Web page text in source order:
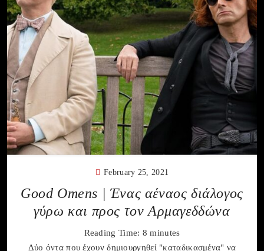
February 25, 2021
Good Omens | Ένας αέναος διάλογος
γύρω και προς τον Αρμαγεδδώνα
Reading Time: 8 minutes
Δύο όντα που έχουν δημιουργηθεί "καταδικασμένα" να